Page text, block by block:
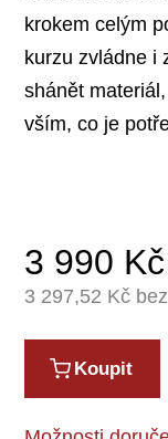
krokem celým
kurzu zvládne i
shánět
vším, co je
3 990 Kč
3 297,52 Kč
Koupit